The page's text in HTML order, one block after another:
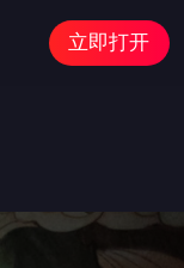
立即打开